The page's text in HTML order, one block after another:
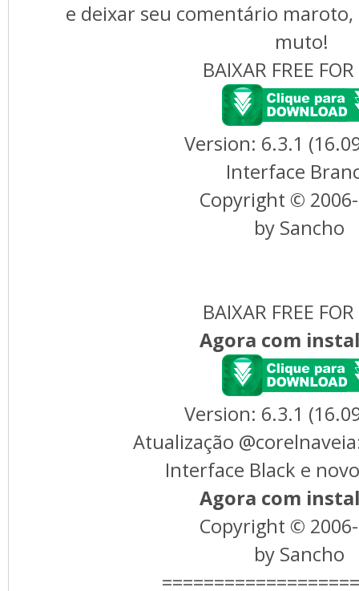
e deixar seu comentário maroto,
muto!
BAIXAR FREE
Version: 6.3.1
Interface
Copyright ©
by Sancho
BAIXAR FREE
Agora com
Version: 6.3.1
Atualização
Interface Black e
Agora com
Copyright ©
by Sancho